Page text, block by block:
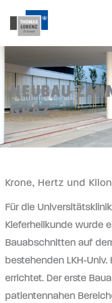
Inhalt
springen
NEUBAU
GRAZ
Krone, Hertz und
Für die
Kieferheilkunde wurde
Bauabschnitten auf
bestehenden LKH-Univ.
errichtet. Der erste
patientennahen